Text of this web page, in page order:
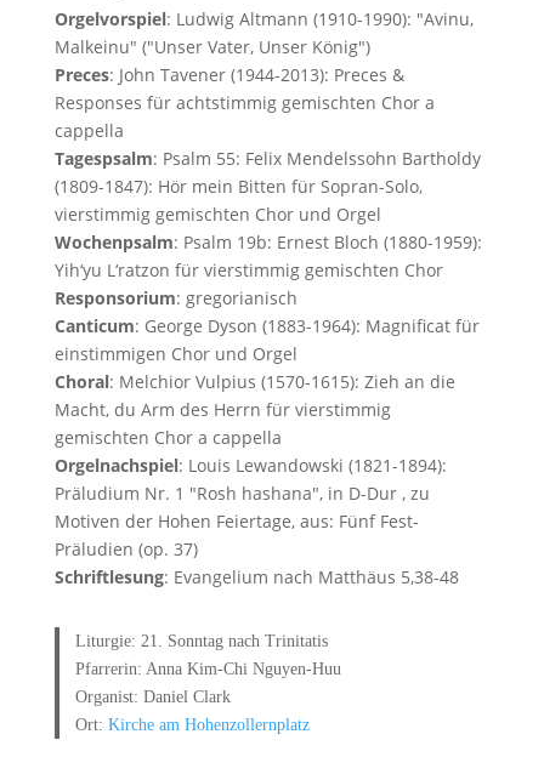
Orgelvorspiel: Ludwig Altmann (1910-1990): "Avinu,
Malkeinu" ("Unser Vater, Unser König")
Preces: John Tavener (1944-2013): Preces &
Responses für achtstimmig gemischten Chor a
cappella
Tagespsalm: Psalm 55: Felix Mendelssohn Bartholdy
(1809-1847): Hör mein Bitten für Sopran-Solo,
vierstimmig gemischten Chor und Orgel
Wochenpsalm: Psalm 19b: Ernest Bloch (1880-1959):
Yih‘yu L‘ratzon für vierstimmig gemischten Chor
Responsorium: gregorianisch
Canticum: George Dyson (1883-1964): Magnificat für
einstimmigen Chor und Orgel
Choral: Melchior Vulpius (1570-1615): Zieh an die
Macht, du Arm des Herrn für vierstimmig
gemischten Chor a cappella
Orgelnachspiel: Louis Lewandowski (1821-1894):
Präludium Nr. 1 "Rosh hashana", in D-Dur , zu
Motiven der Hohen Feiertage, aus: Fünf Fest-
Präludien (op. 37)
Schriftlesung: Evangelium nach Matthäus 5,38-48
Liturgie: 21. Sonntag nach Trinitatis
Pfarrerin: Anna Kim-Chi Nguyen-Huu
Organist: Daniel Clark
Ort:Kirche am Hohenzollernplatz